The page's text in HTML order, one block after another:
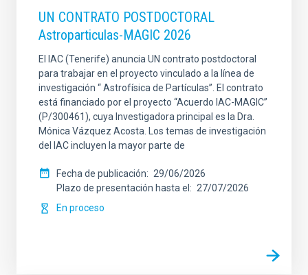
UN CONTRATO POSTDOCTORAL
Astroparticulas-MAGIC 2026
El IAC (Tenerife) anuncia UN contrato postdoctoral
para trabajar en el proyecto vinculado a la línea de
investigación “ Astrofísica de Partículas”. El contrato
está financiado por el proyecto “Acuerdo IAC-MAGIC”
(P/300461), cuya Investigadora principal es la Dra.
Mónica Vázquez Acosta. Los temas de investigación
del IAC incluyen la mayor parte de
Fecha de publicación
29/06/2026
Plazo de presentación hasta el
27/07/2026
En proceso